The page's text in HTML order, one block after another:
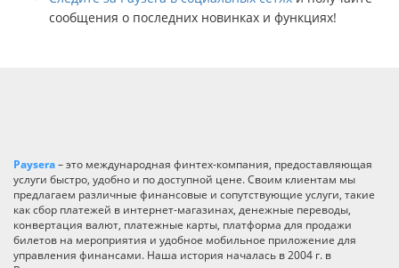
сообщения о последних новинках и функциях!
Paysera– это международная финтех-компания, предоставляющая
услуги быстро, удобно и по доступной цене. Своим клиентам мы
предлагаем различные финансовые и сопутствующие услуги, такие
как сбор платежей в интернет-магазинах, денежные переводы,
конвертация валют, платежные карты, платформа для продажи
билетов на мероприятия и удобное мобильное приложение для
управления финансами. Наша история началась в 2004 г. в